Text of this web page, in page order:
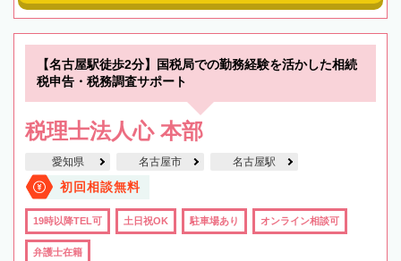
【名古屋駅徒歩2分】国税局での勤務経験を活かした相続
税申告・税務調査サポート
税理士法人心 本部
愛知県 名古屋市 名古屋駅
初回相談無料
19時以降TEL可 土日祝OK 駐車場あり オンライン相談可
弁護士在籍